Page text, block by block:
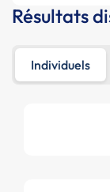
Résultats
Individuels